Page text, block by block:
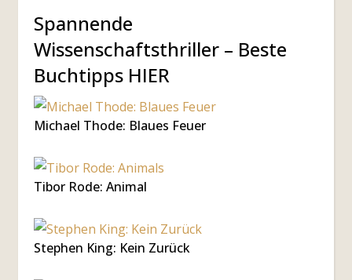
Spannende
Wissenschaftsthriller – Beste
Buchtipps HIER
Michael Thode: Blaues Feuer
Tibor Rode: Animal
Stephen King: Kein Zurück